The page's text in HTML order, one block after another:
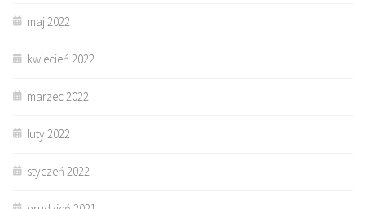
maj 2022
kwiecień 2022
marzec 2022
luty 2022
styczeń 2022